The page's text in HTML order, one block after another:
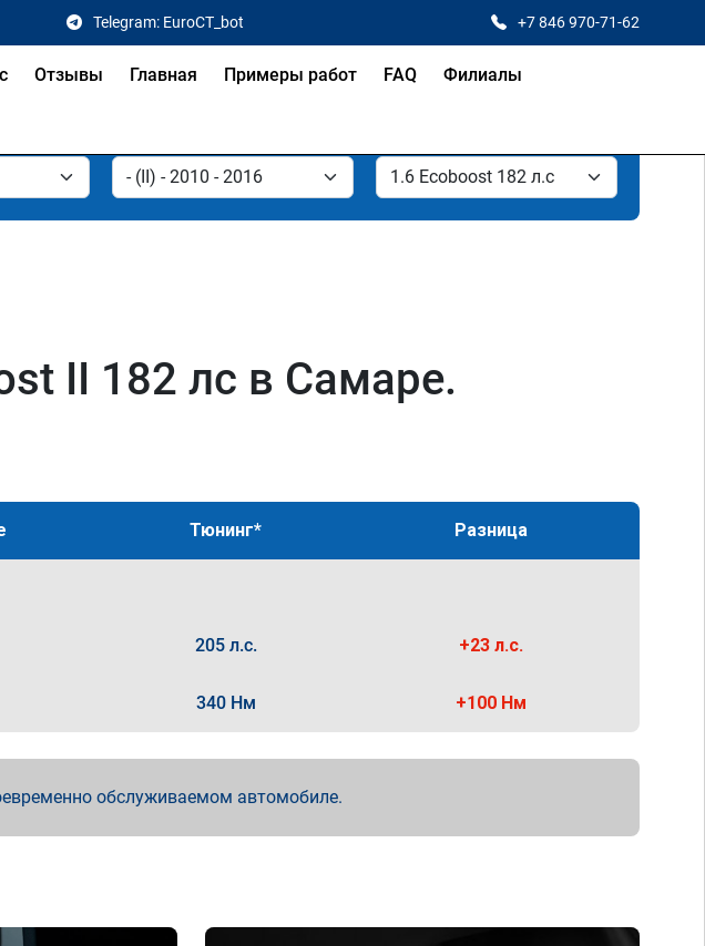
Telegram: EuroCT_bot +7 846 970-71-62
Отзывы Главная Примеры работ FAQ Филиалы
II 182 лс в Самаре.
Тюнинг* Разница
205 л.с. +23 л.с.
340 Нм +100 Нм
обслуживаемом автомобиле.